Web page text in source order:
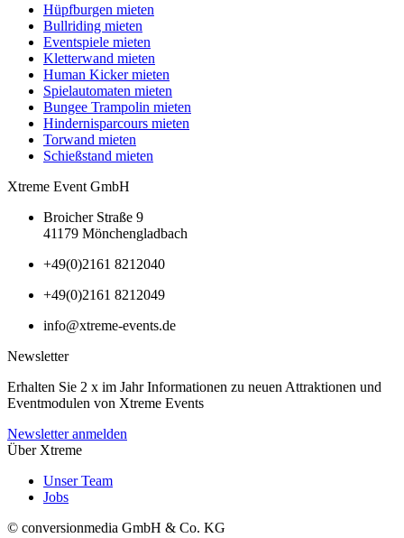
Hüpfburgen mieten
Bullriding mieten
Eventspiele mieten
Kletterwand mieten
Human Kicker mieten
Spielautomaten mieten
Bungee Trampolin mieten
Hindernisparcours mieten
Torwand mieten
Schießstand mieten
Xtreme Event GmbH
Broicher Straße 9
41179 Mönchengladbach
+49(0)2161 8212040
+49(0)2161 8212049
info@xtreme-events.de
Newsletter
Erhalten Sie 2 x im Jahr Informationen zu neuen Attraktionen und
Eventmodulen von Xtreme Events
Newsletter anmelden
Über Xtreme
Unser Team
Jobs
© conversionmedia GmbH & Co. KG